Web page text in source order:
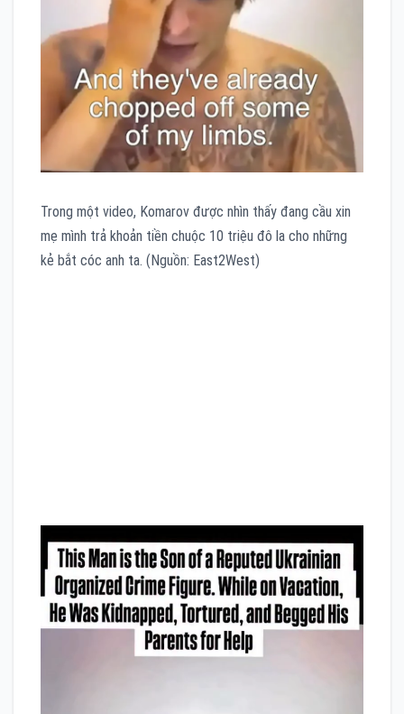
Trong một video, Komarov được nhìn thấy đang cầu xin
mẹ mình trả khoản tiền chuộc 10 triệu đô la cho những
kẻ bắt cóc anh ta. (Nguồn: East2West)